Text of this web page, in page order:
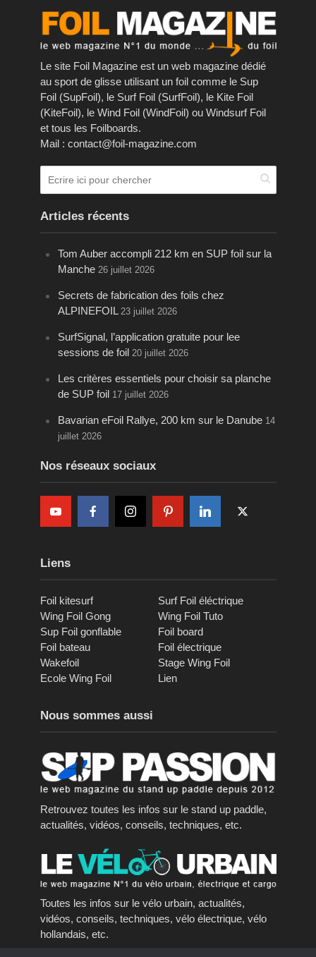
Le site Foil Magazine est un web magazine dédié
au sport de glisse utilisant un foil comme le Sup
Foil (SupFoil), le Surf Foil (SurfFoil), le Kite Foil
(KiteFoil), le Wind Foil (WindFoil) ou Windsurf Foil
et tous les Foilboards.
Mail : contact@foil-magazine.com
Articles récents
Tom Auber accompli 212 km en SUP foil sur la
Manche 26 juillet 2026
Secrets de fabrication des foils chez
ALPINEFOIL 23 juillet 2026
SurfSignal, l’application gratuite pour lee
sessions de foil 20 juillet 2026
Les critères essentiels pour choisir sa planche
de SUP foil 17 juillet 2026
Bavarian eFoil Rallye, 200 km sur le Danube 14
juillet 2026
Nos réseaux sociaux
Liens
Foil kitesurf
Surf Foil éléctrique
Wing Foil Gong
Wing Foil Tuto
Sup Foil gonflable
Foil board
Foil bateau
Foil électrique
Wakefoil
Stage Wing Foil
Ecole Wing Foil
Lien
Nous sommes aussi
Retrouvez toutes les infos sur le stand up paddle,
actualités, vidéos, conseils, techniques, etc.
Toutes les infos sur le vélo urbain, actualités,
vidéos, conseils, techniques, vélo électrique, vélo
hollandais, etc.